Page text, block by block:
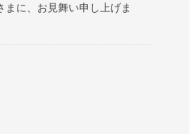
まに、お見舞い申し上げま